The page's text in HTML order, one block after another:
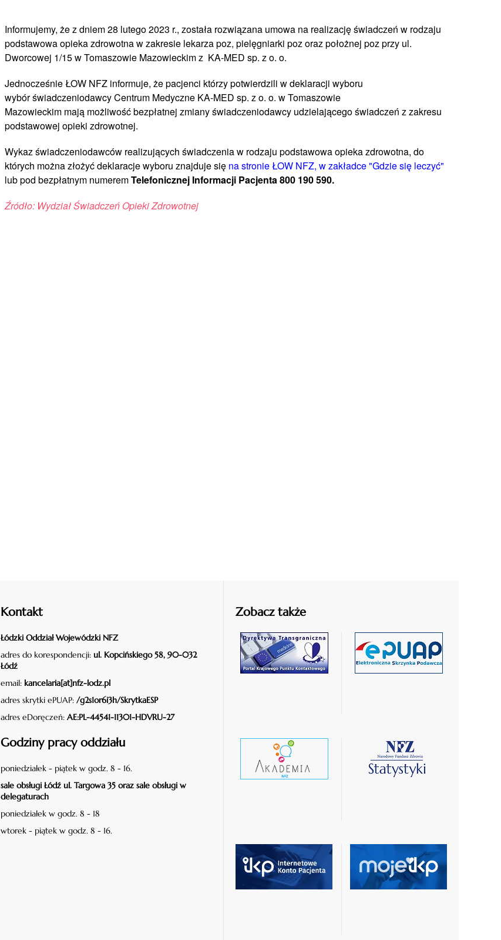
Informujemy, żez dniem 28 lutego 2023 r., została rozwiązana umowa na realizacjęświadczeń w rodzaju
podstawowa opieka zdrowotna w zakresie lekarzapoz, pielęgniarki poz orazpołożnej poz przy ul.
Dworcowej 1/15 wTomaszowie Mazowieckim z KA-MED sp. z o. o.
Jednocześnie ŁOW NFZ informuje, żepacjenci którzy potwierdzili wdeklaracji wyboru
wybórświadczeniodawcyCentrum Medyczne KA-MED sp. z o. o. w Tomaszowie
Mazowieckim mają możliwośćbezpłatnej zmianyświadczeniodawcy udzielającegoświadczeń z zakresu
podstawowej opieki zdrowotnej.
Wykazświadczeniodawców realizujących świadczeniaw rodzaju podstawowa opieka zdrowotna, do
których możnazłożyćdeklaracjewyboru znajdujesię na stronie ŁOW NFZ, w zakładce "Gdzie się leczyć"
lub pod bezpłatnym numeremTelefonicznej Informacji Pacjenta 800 190 590.
Źródło: Wydział Świadczeń Opieki Zdrowotnej
Kontakt
Łódzki Oddział Wojewódzki NFZ
adres do korespondencji: ul. Kopcińskiego 58, 90-032
Łódź
email: kancelaria[at]nfz-lodz.pl
adres skrytki ePUAP: /g2s1or6i3h/SkrytkaESP
adres eDoręczeń: AE:PL-44541-11301-HDVRU-27
Godziny pracy oddziału
poniedziałek - piątek w godz. 8 - 16.
sale obsługi Łódź ul. Targowa 35 oraz sale obsługi w
delegaturach
poniedziałek w godz. 8 - 18
wtorek - piątek w godz. 8 - 16.
Zobacz także
czytaj
czytaj
czytaj
czytaj
czytaj
czytaj